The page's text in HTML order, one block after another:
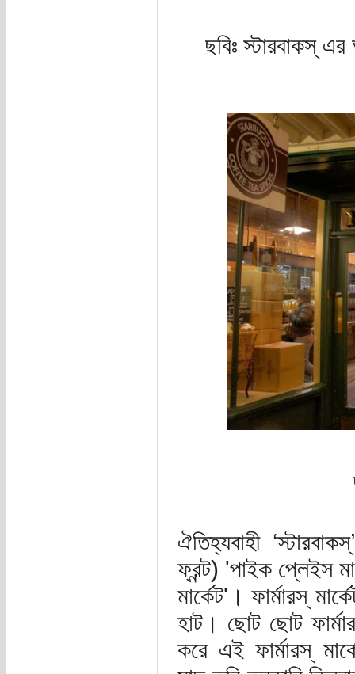
ছবিঃ স্টারবাকস্
ঐতিহ্যবাহী
ফ্রন্ট) 'পাইক প্লেইস
মার্কেট'। ফার্মারস্
হাট। ছোট ছোট
করে এই ফার্মারস্